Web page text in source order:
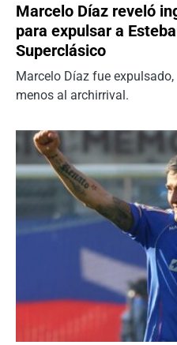
Marcelo Díaz reveló
para expulsar a
Superclásico
Marcelo Díaz fue
menos al archirrival.